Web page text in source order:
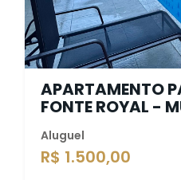
APARTAMENTO
FONTE ROYAL -
Aluguel
R$ 1.500,00